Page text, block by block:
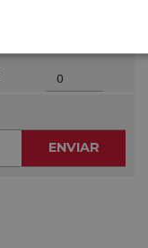
ENVIAR